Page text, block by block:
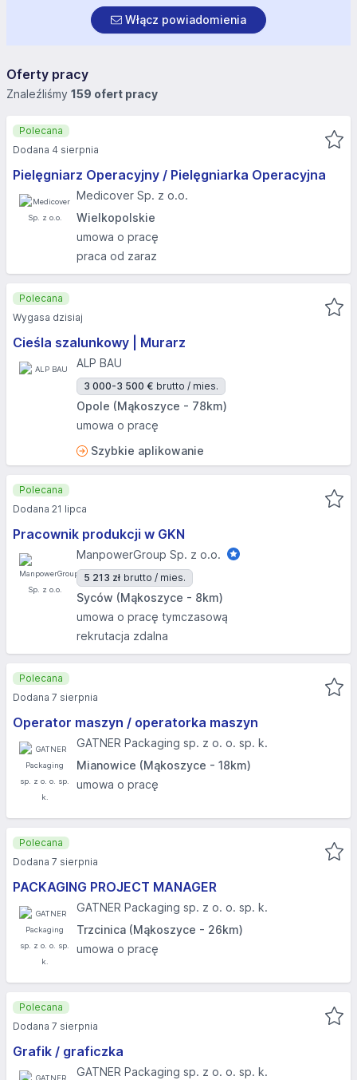
Włącz powiadomienia
Oferty pracy
Znaleźliśmy 159 ofert pracy
Pielęgniarz Operacyjny / Pielęgniarka Operacyjna
Medicover Sp. z o.o.
Wielkopolskie
umowa o pracę
praca od zaraz
Polecana
Dodana 4 sierpnia
Cieśla szalunkowy | Murarz
ALP BAU
3 000-3 500 € brutto / mies.
Opole (Mąkoszyce - 78km)
umowa o pracę
Szybkie aplikowanie
Polecana
Wygasa dzisiaj
Pracownik produkcji w GKN
ManpowerGroup Sp. z o.o.
5 213 zł brutto / mies.
Syców (Mąkoszyce - 8km)
umowa o pracę tymczasową
rekrutacja zdalna
Polecana
Dodana 21 lipca
Operator maszyn / operatorka maszyn
GATNER Packaging sp. z o. o. sp. k.
Mianowice (Mąkoszyce - 18km)
umowa o pracę
Polecana
Dodana 7 sierpnia
PACKAGING PROJECT MANAGER
GATNER Packaging sp. z o. o. sp. k.
Trzcinica (Mąkoszyce - 26km)
umowa o pracę
Polecana
Dodana 7 sierpnia
Grafik / graficzka
GATNER Packaging sp. z o. o. sp. k.
Polecana
Dodana 7 sierpnia